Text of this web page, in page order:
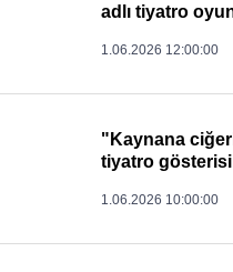
adlı tiyatro
1.06.2026 12:00:00
"Kaynana
tiyatro gösterisi
1.06.2026 10:00:00